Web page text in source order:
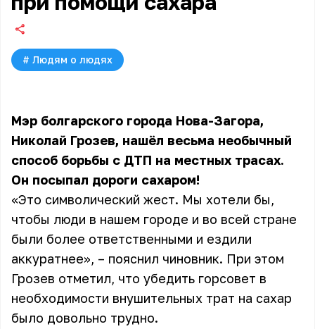
# Людям о людях
Мэр болгарского города Нова-Загора,
Николай Грозев, нашёл весьма необычный
способ борьбы с ДТП на местных трасах.
Он посыпал дороги сахаром!
«Это символический жест. Мы хотели бы,
чтобы люди в нашем городе и во всей стране
были более ответственными и ездили
аккуратнее», – пояснил чиновник. При этом
Грозев отметил, что убедить горсовет в
необходимости внушительных трат на сахар
было довольно трудно.